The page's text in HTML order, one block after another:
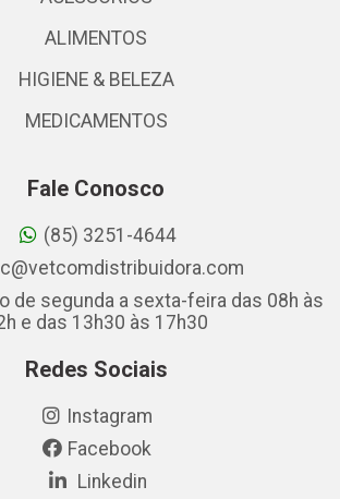
ALIMENTOS
HIGIENE & BELEZA
MEDICAMENTOS
Fale Conosco
(85) 3251-4644
de segunda a sexta-feira das 08h às
e das 13h30 às 17h30
Redes Sociais
Instagram
Facebook
Linkedin